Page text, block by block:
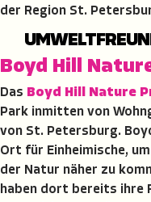
der Region St.
Boyd Hill
Das Boyd Hill Nature
Park inmitten von
von St. Petersburg.
Ort für Einheimische,
der Natur näher zu
haben dort bereits ihre